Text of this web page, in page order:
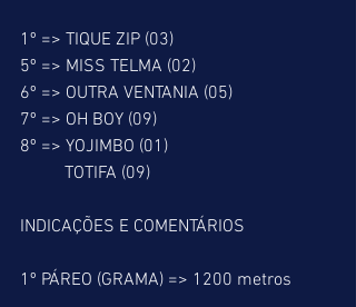
1º => TIQUE ZIP (03)
5º => MISS TELMA (02)
6º => OUTRA VENTANIA (05)
7º => OH BOY (09)
8º => YOJIMBO (01)
          TOTIFA (09)
INDICAÇÕES E COMENTÁRIOS
1º PÁREO (GRAMA) => 1200 metros